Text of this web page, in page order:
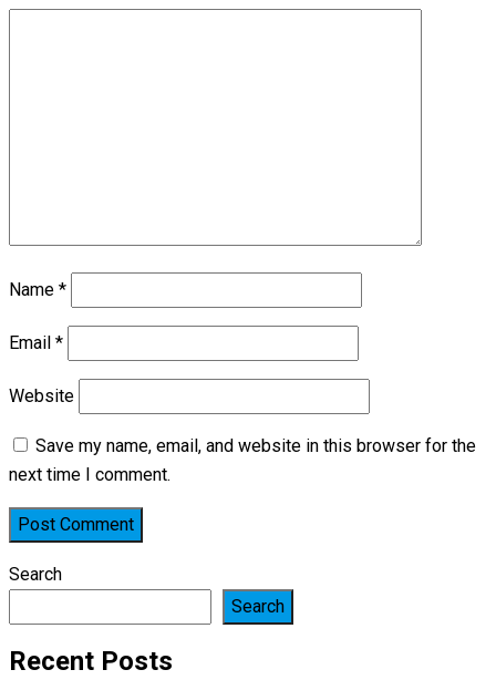
Name *
Email *
Website
Save my name, email, and website in this browser for the
next time I comment.
Search
Search
Recent Posts